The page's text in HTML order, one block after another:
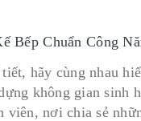
Bếp Chuẩn Công
hãy cùng nhau
không gian sinh
viên, nơi chia sẻ